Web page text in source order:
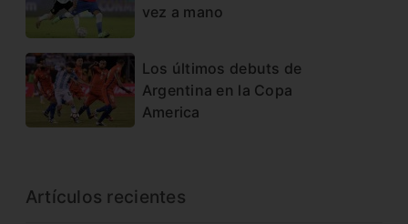
vez a mano
Los últimos debuts de
Argentina en la Copa
America
Artículos recientes